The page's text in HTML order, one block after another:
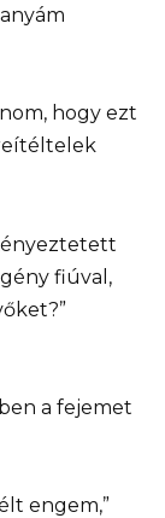
hogy ezt
fiúval,
a fejemet
engem,”